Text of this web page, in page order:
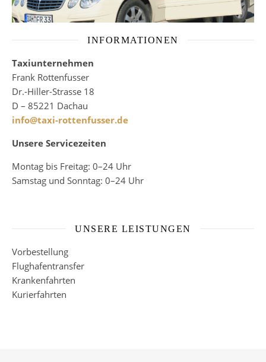
INFORMATIONEN
Taxiunternehmen
Frank Rottenfusser
Dr.-Hiller-Strasse 18
D – 85221 Dachau
info@taxi-rottenfusser.de
Unsere Servicezeiten
Montag bis Freitag: 0–24 Uhr
Samstag und Sonntag: 0–24 Uhr
UNSERE LEISTUNGEN
Vorbestellung
Flughafentransfer
Krankenfahrten
Kurierfahrten